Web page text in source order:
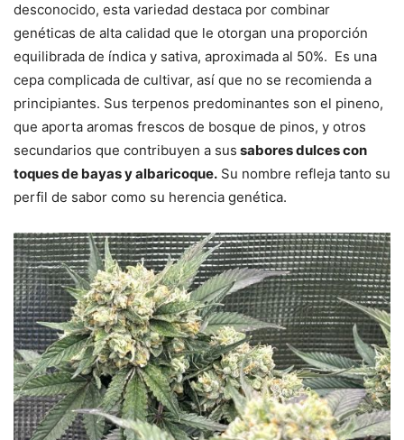
desconocido, esta variedad destaca por combinar
genéticas de alta calidad que le otorgan una proporción
equilibrada de índica y sativa, aproximada al 50%. Es una
cepa complicada de cultivar, así que no se recomienda a
principiantes. Sus terpenos predominantes son el pineno,
que aporta aromas frescos de bosque de pinos, y otros
secundarios que contribuyen a sus sabores dulces con
toques de bayas y albaricoque. Su nombre refleja tanto su
perfil de sabor como su herencia genética.